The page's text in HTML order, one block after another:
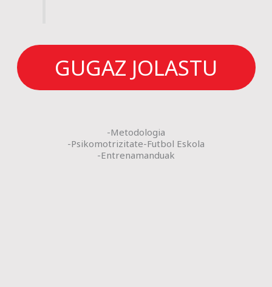
GUGAZ JOLASTU
-Metodologia
-Psikomotrizitate-Futbol Eskola
-Entrenamanduak